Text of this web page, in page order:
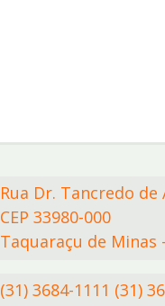
Rua Dr. Tancredo de
CEP 33980-000
Taquaraçu de Minas
(31) 3684-1111 (31)